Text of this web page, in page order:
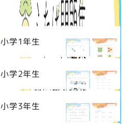
学年で選ぶ
小学1年生
小学2年生
小学3年生